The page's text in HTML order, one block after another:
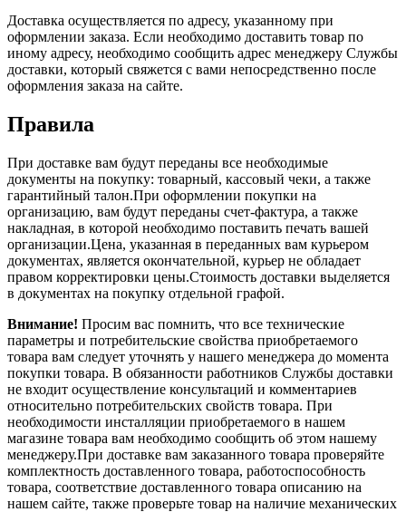
Доставка осуществляется по адресу, указанному при
оформлении заказа. Если необходимо доставить товар по
иному адресу, необходимо сообщить адрес менеджеру Службы
доставки, который свяжется с вами непосредственно после
оформления заказа на сайте.
Правила
При доставке вам будут переданы все необходимые
документы на покупку: товарный, кассовый чеки, а также
гарантийный талон.При оформлении покупки на
организацию, вам будут переданы счет-фактура, а также
накладная, в которой необходимо поставить печать вашей
организации.Цена, указанная в переданных вам курьером
документах, является окончательной, курьер не обладает
правом корректировки цены.Стоимость доставки выделяется
в документах на покупку отдельной графой.
Внимание! Просим вас помнить, что все технические
параметры и потребительские свойства приобретаемого
товара вам следует уточнять у нашего менеджера до момента
покупки товара. В обязанности работников Службы доставки
не входит осуществление консультаций и комментариев
относительно потребительских свойств товара. При
необходимости инсталляции приобретаемого в нашем
магазине товара вам необходимо сообщить об этом нашему
менеджеру.При доставке вам заказанного товара проверяйте
комплектность доставленного товара, работоспособность
товара, соответствие доставленного товара описанию на
нашем сайте, также проверьте товар на наличие механических